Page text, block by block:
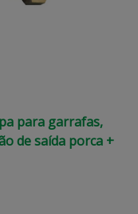
para garrafas,
de saída porca +